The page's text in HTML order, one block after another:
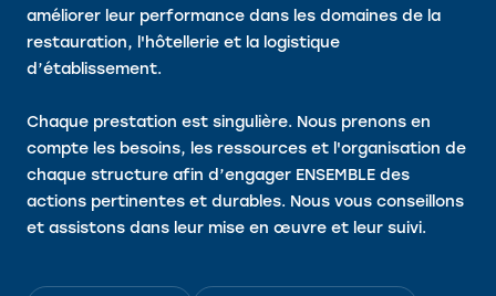
améliorer leur performance dans les domaines de la
restauration, l'hôtellerie et la logistique
d’établissement.
Chaque prestation est singulière. Nous prenons en
compte les besoins, les ressources et l'organisation de
chaque structure afin d’engager ENSEMBLE des
actions pertinentes et durables. Nous vous conseillons
et assistons dans leur mise en œuvre et leur suivi.